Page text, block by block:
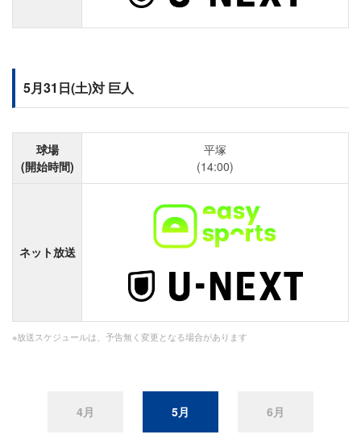
5月31日(土)対 巨人
球場
(開始時間)
平塚
(14:00)
ネット放送
※放送スケジュールは、予告無く変更となる場合があります
4月 5月 6月